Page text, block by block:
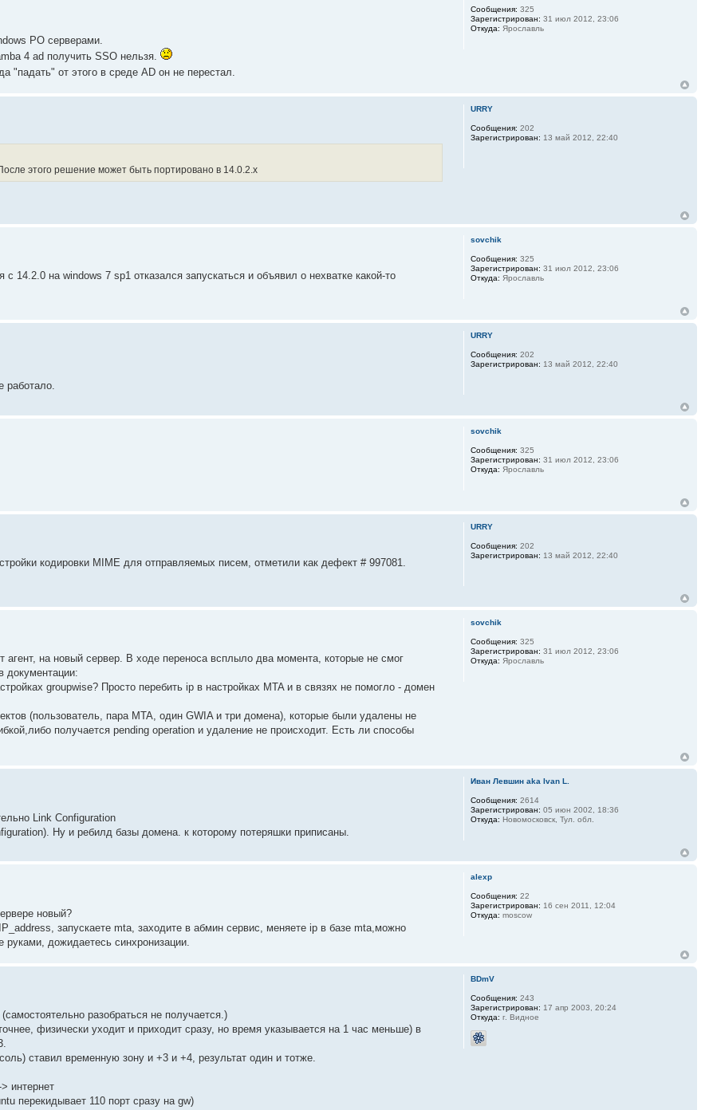
PO серверами.
4 ad получить SSO нельзя.
"падать" от этого в среде AD он не перестал.
Сообщения: 325
Зарегистрирован: 31 июл 2012, 23:06
Откуда: Ярославль
этого решение может быть портировано в 14.0.2.х
URRY
Сообщения: 202
Зарегистрирован: 13 май 2012, 22:40
на windows 7 sp1 отказался запускаться и объявил о нехватке какой-то
sovchik
Сообщения: 325
Зарегистрирован: 31 июл 2012, 23:06
Откуда: Ярославль
работало.
URRY
Сообщения: 202
Зарегистрирован: 13 май 2012, 22:40
sovchik
Сообщения: 325
Зарегистрирован: 31 июл 2012, 23:06
Откуда: Ярославль
кодировки MIME для отправляемых писем, отметили как дефект # 997081.
URRY
Сообщения: 202
Зарегистрирован: 13 май 2012, 22:40
на новый сервер. В ходе переноса всплыло два момента, которые не смог
документации:
groupwise? Просто перебить ip в настройках MTA и в связях не помогло - домен
(пользователь, пара MTA, один GWIA и три домена), которые были удалены не
получается pending operation и удаление не происходит. Есть ли способы
sovchik
Сообщения: 325
Зарегистрирован: 31 июл 2012, 23:06
Откуда: Ярославль
Link Configuration
Ну и ребилд базы домена. к которому потеряшки приписаны.
Иван Левшин aka Ivan L.
Сообщения: 2614
Зарегистрирован: 05 июн 2002, 18:36
Откуда: Новомосковск, Тул. обл.
новый?
запускаете mta, заходите в абмин сервис, меняете ip в базе mta,можно
дожидаетесь синхронизации.
alexp
Сообщения: 22
Зарегистрирован: 16 сен 2011, 12:04
Откуда: moscow
разобраться не получается.)
физически уходит и приходит сразу, но время указывается на 1 час меньше) в
ставил временную зону и +3 и +4, результат один и тотже.
интернет
перекидывает 110 порт сразу на gw)
BDmV
Сообщения: 243
Зарегистрирован: 17 апр 2003, 20:24
Откуда: г. Видное